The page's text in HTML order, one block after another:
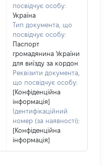
посвідчує особу:
Україна
Тип документа, що
посвідчує особу:
Паспорт
громадянина України
для виїзду за кордон
Реквізити документа,
що посвідчує особу:
[Конфіденційна
інформація]
Ідентифікаційний
номер (за наявності):
[Конфіденційна
інформація]